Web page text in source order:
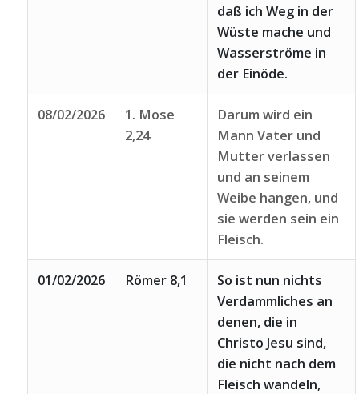
daß ich Weg in der
Wüste mache und
Wasserströme in
der Einöde.
08/02/2026
1. Mose
2,24
Darum wird ein
Mann Vater und
Mutter verlassen
und an seinem
Weibe hangen, und
sie werden sein ein
Fleisch.
01/02/2026 Römer 8,1
So ist nun nichts
Verdammliches an
denen, die in
Christo Jesu sind,
die nicht nach dem
Fleisch wandeln,